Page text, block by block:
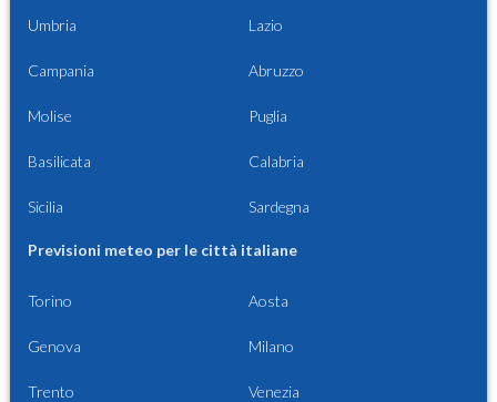
Umbria Lazio
Campania Abruzzo
Molise Puglia
Basilicata Calabria
Sicilia Sardegna
Previsioni meteo per le città italiane
Torino Aosta
Genova Milano
Trento Venezia